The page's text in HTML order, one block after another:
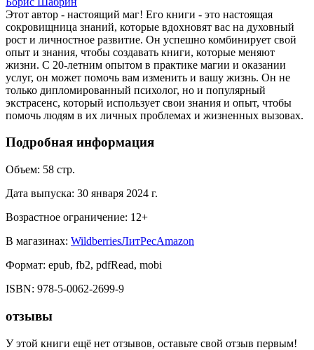
Этот автор - настоящий маг! Его книги - это настоящая
сокровищница знаний, которые вдохновят вас на духовный
рост и личностное развитие. Он успешно комбинирует свой
опыт и знания, чтобы создавать книги, которые меняют
жизни. С 20-летним опытом в практике магии и оказании
услуг, он может помочь вам изменить и вашу жизнь. Он не
только дипломированный психолог, но и популярный
экстрасенс, который использует свои знания и опыт, чтобы
помочь людям в их личных проблемах и жизненных вызовах.
Подробная информация
Объем: 58 стр.
Дата выпуска: 30 января 2024 г.
Возрастное ограничение: 12+
В магазинах: WildberriesЛитРесAmazon
Формат: epub, fb2, pdfRead, mobi
ISBN: 978-5-0062-2699-9
отзывы
У этой книги ещё нет отзывов, оставьте свой отзыв первым!